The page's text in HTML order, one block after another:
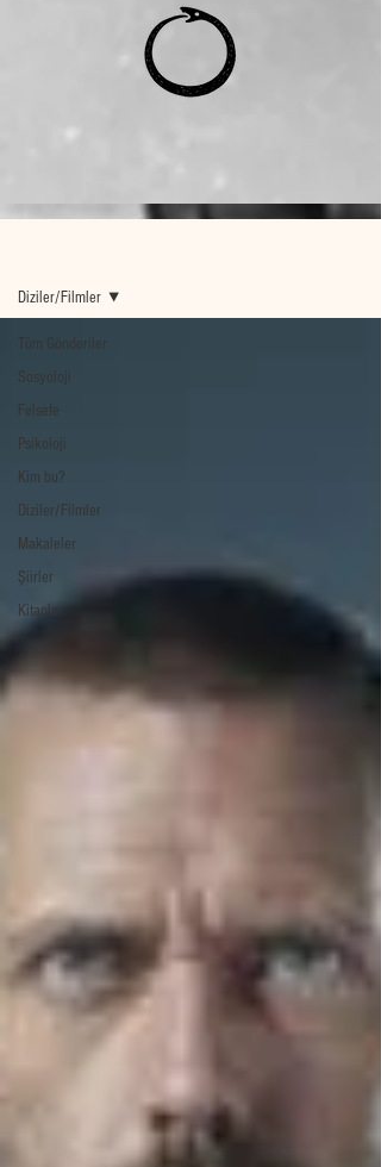
Tüm Gönderiler
Sosyoloji
Felsefe
Psikoloji
Kim bu?
Diziler/Filmler
Makaleler
Şiirler
Kitaplar
Diziler/Filmler